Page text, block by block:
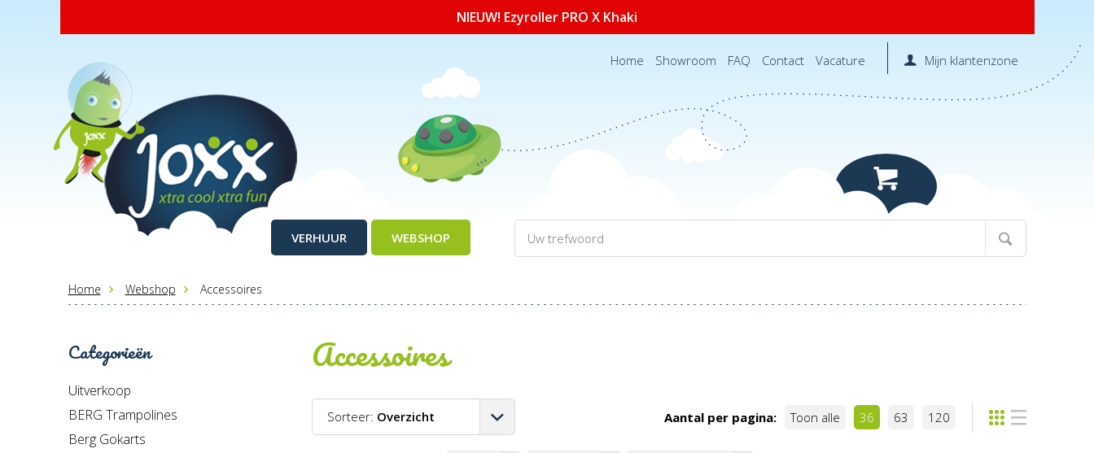
NIEUW! Ezyroller PRO X Khaki
Home Showroom FAQ Contact Vacature Mijn klantenzone
VERHUUR WEBSHOP
Home Webshop Accessoires
Categorieën
Uitverkoop
BERG Trampolines
Berg Gokarts
Accessoires
Sorteer: Overzicht
Aantal per pagina: Toon alle 36 63 120